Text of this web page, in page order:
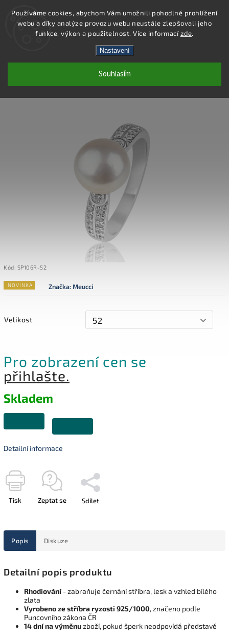
Používáme cookies, abychom Vám umožnili pohodlné prohlížení
webu a díky analýze provozu webu neustále zlepšovali jeho
funkce, výkon a použitelnost. Více informacízde.
Nastavení
Souhlasím
Hledat
SP106R - PRSTEN AG 925/1000
Kód: SP106R-52
NOVINKA Značka:Meucci
Velikost
Pro zobrazení cen se
přihlašte.
Skladem
Detailní informace
Tisk Zeptat se Sdílet
Popis Diskuze
Detailní popis produktu
Rhodiování- zabraňuje černání stříbra, lesk a vzhled bílého
zlata
Vyrobeno ze stříbra ryzosti 925/1000, značeno podle
Puncovního zákona ČR
14 dní na výměnuzboží, pokud šperk neodpovídá představě